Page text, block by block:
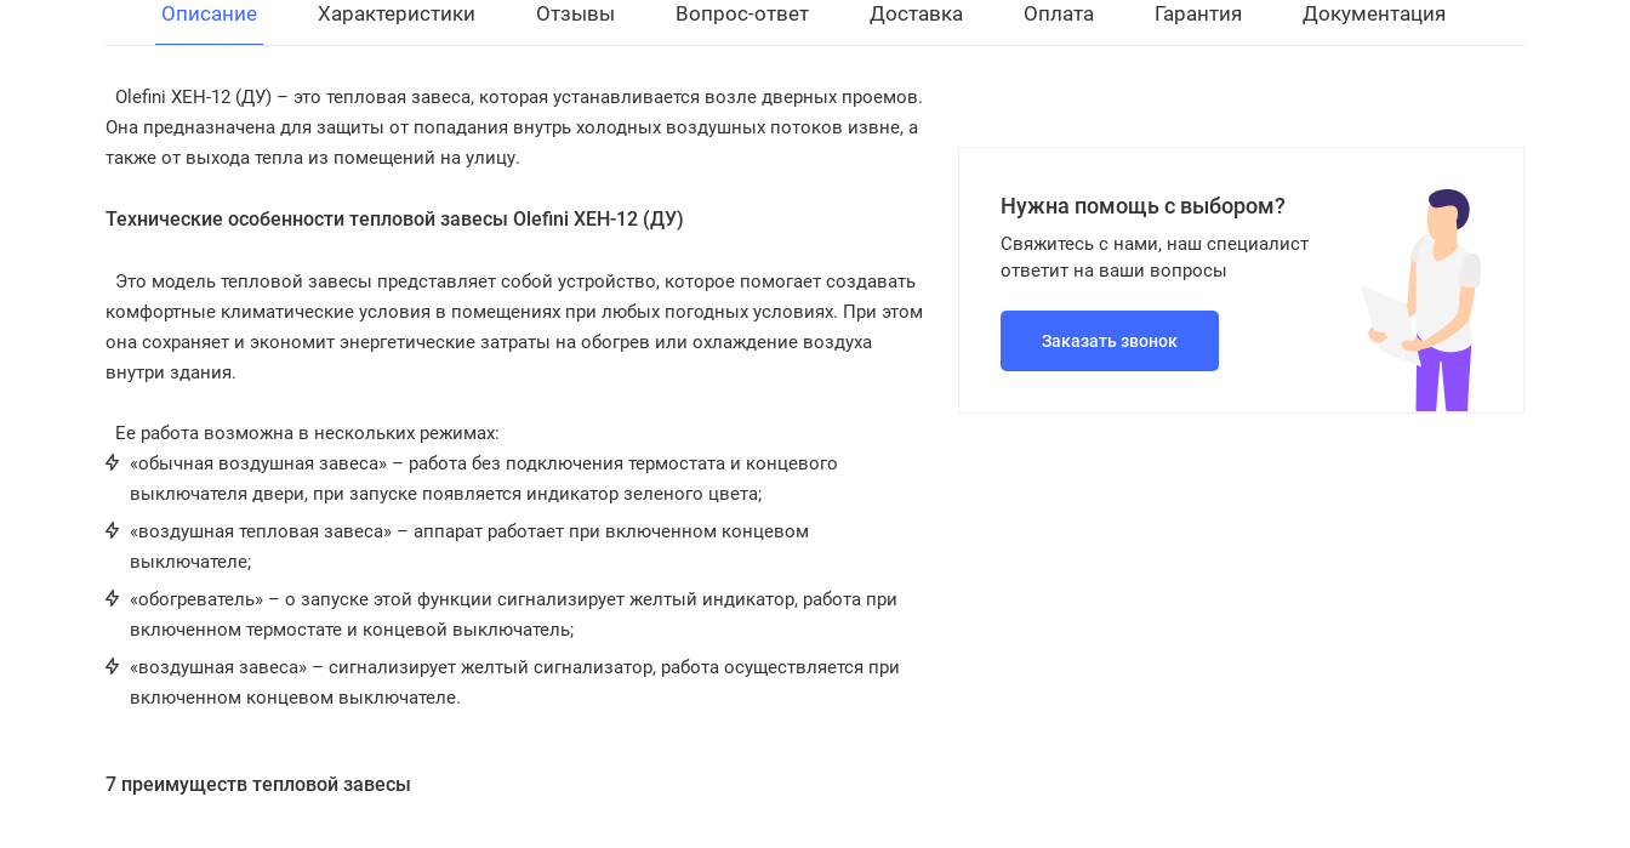
Описание Характеристики Отзывы Вопрос-ответ Доставка Оплата Гарантия Документация
Olefini XEH-12 (ДУ) – это тепловая завеса, которая устанавливается возле дверных проемов.
Она предназначена для защиты от попадания внутрь холодных воздушных потоков извне, а
также от выхода тепла из помещений на улицу.
Технические особенности тепловой завесы Olefini XEH-12 (ДУ)
Это модель тепловой завесы представляет собой устройство, которое помогает создавать
комфортные климатические условия в помещениях при любых погодных условиях. При этом
она сохраняет и экономит энергетические затраты на обогрев или охлаждение воздуха
внутри здания.
Ее работа возможна в нескольких режимах:
«обычная воздушная завеса» – работа без подключения термостата и концевого
выключателя двери, при запуске появляется индикатор зеленого цвета;
«воздушная тепловая завеса» – аппарат работает при включенном концевом
выключателе;
«обогреватель» – о запуске этой функции сигнализирует желтый индикатор, работа при
включенном термостате и концевой выключатель;
«воздушная завеса» – сигнализирует желтый сигнализатор, работа осуществляется при
включенном концевом выключателе.
7 преимуществ тепловой завесы
Нужна помощь с выбором?
Свяжитесь с нами, наш специалист
ответит на ваши вопросы
Заказать звонок